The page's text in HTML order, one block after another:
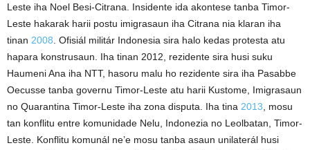
Leste iha Noel Besi-Citrana. Insidente ida akontese tanba Timor-
Leste hakarak harii postu imigrasaun iha Citrana nia klaran iha
tinan 2008 . Ofisiál militár Indonesia sira halo kedas protesta atu
hapara konstrusaun. Iha tinan 2012, rezidente sira husi suku
Haumeni Ana iha NTT, hasoru malu ho rezidente sira iha Pasabbe
Oecusse tanba governu Timor-Leste atu harii Kustome, Imigrasaun
no Quarantina Timor-Leste iha zona disputa. Iha tina 2013 , mosu
tan konflitu entre komunidade Nelu, Indonezia no Leolbatan, Timor-
Leste. Konflitu komunál ne’e mosu tanba asaun unilaterál husi